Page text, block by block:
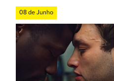
08 de Junho